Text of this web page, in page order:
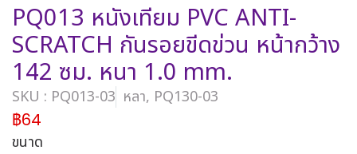
PQ013 หนังเทียม PVC ANTI-
SCRATCH กันรอยขีดข่วน หน้ากว้าง
142 ซม. หนา 1.0 mm.
SKU : PQ013-03 หลา, PQ130-03
฿64
ขนาด